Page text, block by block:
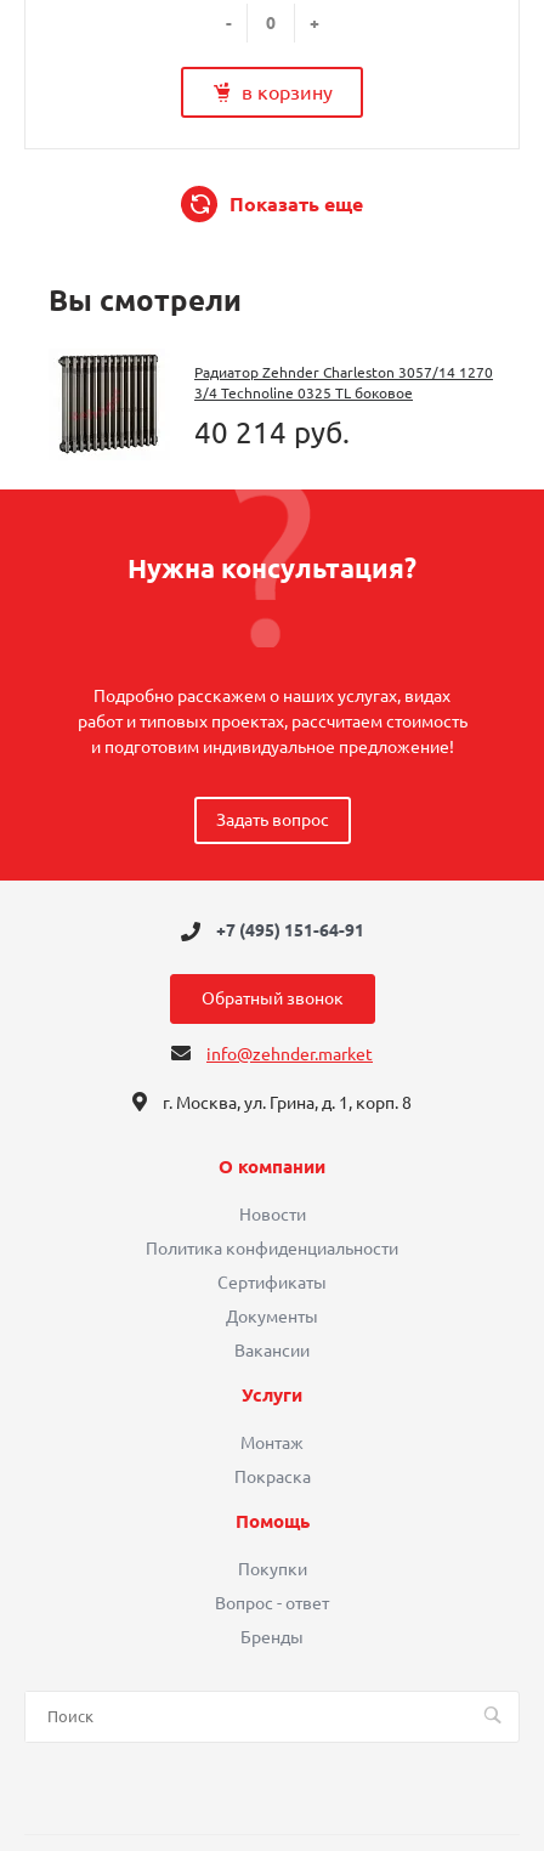
- +
в корзину
Показать еще
Вы смотрели
Радиатор Zehnder Charleston 3057/14 1270
3/4 Technoline 0325 TL боковое
40 214 руб.
Нужна консультация?
Подробно расскажем о наших услугах, видах
работ и типовых проектах, рассчитаем стоимость
и подготовим индивидуальное предложение!
Задать вопрос
+7 (495) 151-64-91
Обратный звонок
info@zehnder.market
г. Москва, ул. Грина, д. 1, корп. 8
О компании
Новости
Политика конфиденциальности
Сертификаты
Документы
Вакансии
Услуги
Монтаж
Покраска
Помощь
Покупки
Вопрос - ответ
Бренды